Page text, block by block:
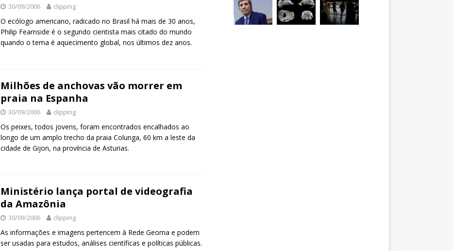
30/09/2006 clipping
O ecólogo americano, radicado no Brasil há mais de 30 anos,
Philip Fearnside é o segundo cientista mais citado do mundo
quando o tema é aquecimento global, nos últimos dez anos.
Milhões de anchovas vão morrer em
praia na Espanha
30/09/2006 clipping
Os peixes, todos jovens, foram encontrados encalhados ao
longo de um amplo trecho da praia Colunga, 60 km a leste da
cidade de Gijon, na província de Asturias.
Ministério lança portal de videografia
da Amazônia
30/09/2006 clipping
As informações e imagens pertencem à Rede Geoma e podem
ser usadas para estudos, análises científicas e políticas públicas.